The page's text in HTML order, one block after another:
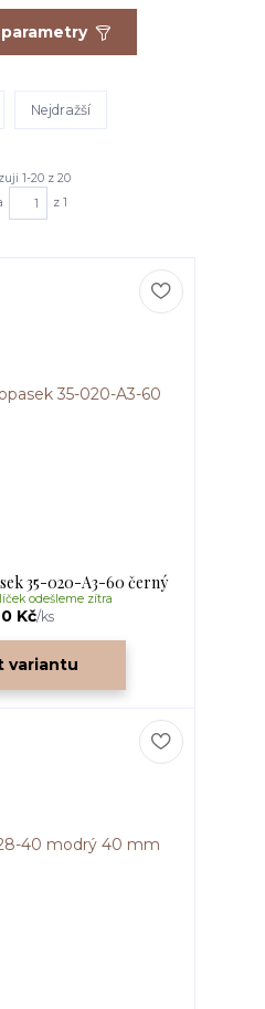
Nejdražší
1-20 z 20
z 1
35-020-A3-60 černý
Kč/ks
odešleme zítra
variantu